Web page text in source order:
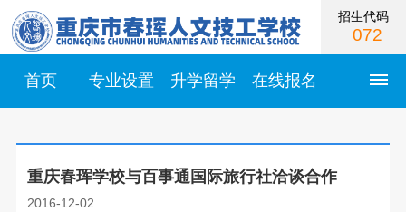
招生代码
072
首页 专业设置 升学留学 在线报名
首
页
重庆春珲学校与百事通国际旅行社洽谈合作
2016-12-02